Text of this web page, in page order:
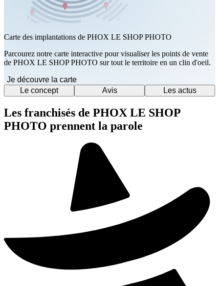
Carte des implantations de PHOX LE SHOP PHOTO
Parcourez notre carte interactive pour visualiser les points de vente
de PHOX LE SHOP PHOTO sur tout le territoire en un clin d'oeil.
Je découvre la carte
Le concept
Avis Les actus
Les franchisés de PHOX LE SHOP
PHOTO prennent la parole